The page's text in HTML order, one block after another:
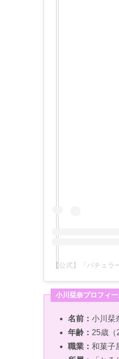
小川栞奈プロフィ
名前： 小川栞
年齢： 25歳（
職業： 和菓子